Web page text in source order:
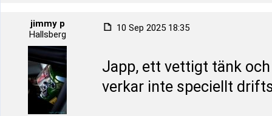
jimmy p
Hallsberg
10 Sep 2025 18:35
Japp, ett vettigt tänk
verkar inte speciellt